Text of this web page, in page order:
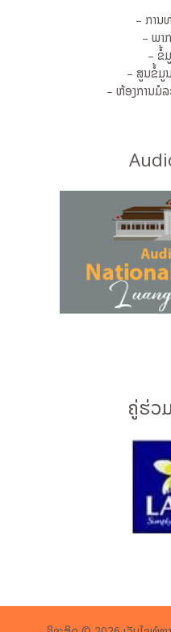
– ການ
– ພາ
– ຂໍ້
– ສູນຂໍ້ມູ
– ຫ້ອງການມໍລ
ຄູ່ຮ່ວ